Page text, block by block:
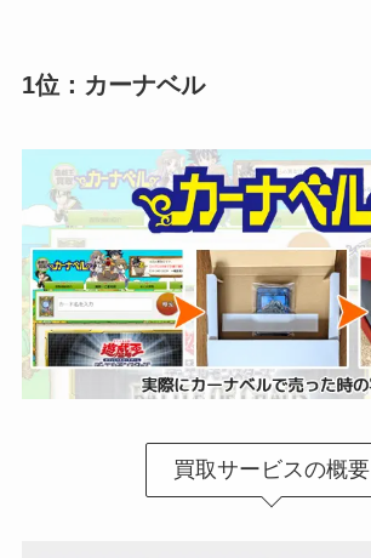
1位：カーナベル
買取サービスの概要